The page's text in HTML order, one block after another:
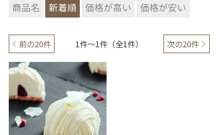
商品名 新着順 価格が高い 価格が安い
前の20件 1件～1件（全1件） 次の20件